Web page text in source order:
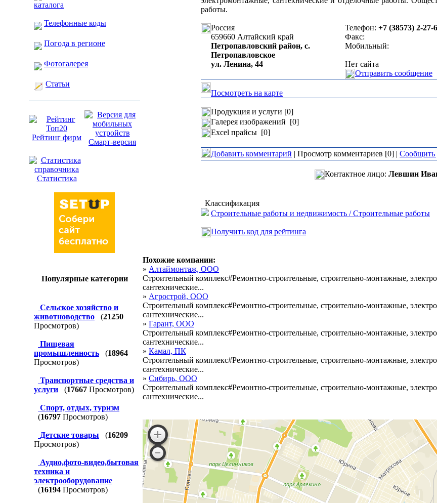
каталога
Телефонные коды
Погода в регионе
Фотогалерея
Статьи
Рейтинг фирм
Смарт-версия
Статистика
Популярные категории
Сельское хозяйство и
животноводство
(21250
Просмотров)
Пищевая
промышленность
(18964
Просмотров)
Транспортные средства и
услуги
(17667 Просмотров)
Спорт, отдых, туризм
(16797 Просмотров)
Детские товары (16209
Просмотров)
Аудио,фото-видео,бытовая
техника и
электрооборудование
(16194 Просмотров)
работы.
Россия
659660 Алтайский край
Петропавловский район, с.
Петропавловское
ул. Ленина, 44
Телефон: +7 (38573) 2-27-
Факс:
Мобильный:
Нет сайта
Отправить сообщение
Посмотреть на карте
Продукция и услуги [0]
Галерея изображений [0]
Excel прайсы [0]
Добавить комментарий | Просмотр комментариев [0] | Сообщить
Контактное лицо: Левшин
Классификация
Строительные работы и недвижимость / Строительные работы
Получить код для рейтинга
Похожие компании:
» Алтаймонтаж, ООО
Строительный комплекс#Ремонтно-строительные, строительно-монтажные,
сантехнические...
» Агрострой, ООО
Строительный комплекс#Ремонтно-строительные, строительно-монтажные,
сантехнические...
» Гарант, ООО
Строительный комплекс#Ремонтно-строительные, строительно-монтажные,
сантехнические...
» Камал, ПК
Строительный комплекс#Ремонтно-строительные, строительно-монтажные,
сантехнические...
» Сибирь, ООО
Строительный комплекс#Ремонтно-строительные, строительно-монтажные,
сантехнические...